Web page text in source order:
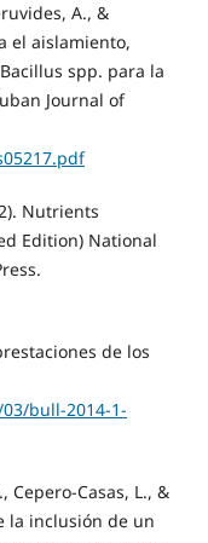
A., &
el aislamiento,
spp. para la
Journal of
Nutrients
Edition) National
de los
bull-2014-1-
Cepero-Casas, L., &
la inclusión de un